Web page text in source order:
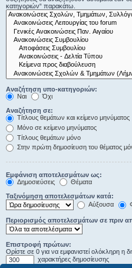
κατηγοριών“ παρακάτω.
Αναζήτηση υπο-κατηγοριών:
Ναι
Όχι
Αναζήτηση σε:
Τίτλους θεμάτων και κείμενο μηνύματος
Μόνο σε κείμενο μηνύματος
Τίτλους θεμάτων μόνο
Στην πρώτη δημοσίευση του θέματος
Εμφάνιση αποτελεσμάτων ως:
Δημοσιεύσεις
Θέματα
Ταξινόμηση αποτελεσμάτων κατά:
Αύξουσα
Περιορισμός αποτελεσμάτων σε πριν
Επιστροφή πρώτων:
Ορίστε σε 0 για να εμφανιστεί ολόκληρη η
χαρακτήρες δημοσίευσης